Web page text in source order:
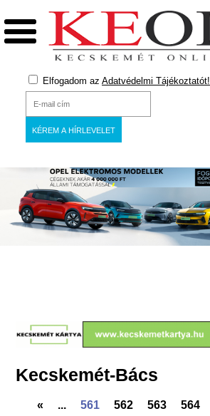
Elfogadom az Adatvédelmi Tájékoztatót!
Kecskemét-Bács
« ... 561 562 563 564